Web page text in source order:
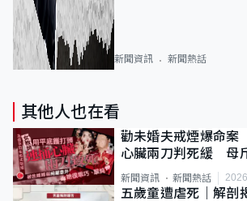
新聞資訊 新聞熱話
其他人也在看
勸未婚夫戒煙爆命
心臟兩刀判死緩 母
新聞資訊 新聞熱話
五歲童遭虐死｜解剖